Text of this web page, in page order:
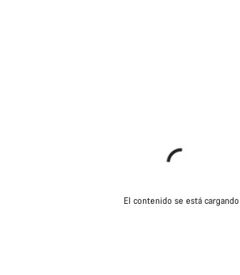
El contenido se está cargando